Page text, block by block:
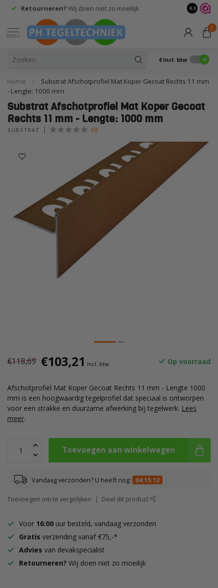
Retourneren? Wij doen niet zo moeilijk 9.2
MENU
0
€ Incl. btw
Home /
Substrat Afschotprofiel Mat Koper Gecoat Rechts 11 mm
- Lengte: 1000 mm
Substrat Afschotprofiel Mat Koper Gecoat
Rechts 11 mm - Lengte: 1000 mm
SUBSTRAT (0)
€118,69 €103,21 Incl. btw Op voorraad
Afschotprofiel Mat Koper Gecoat Rechts 11 mm - Lengte 1000
mm is een hoogwaardig tegelprofiel dat speciaal is ontworpen
voor een strakke en duurzame afwerking bij tegelwerk. Lees
meer.
Toevoegen aan winkelwagen
Vandaag verzonden? U heeft nog: 04:15:12
Toevoegen om te vergelijken Deel dit product
Voor 16:00 uur besteld, vandaag verzonden
Gratis verzending vanaf €75,-*
Advies van devakspecialist
Retourneren? Wij doen niet zo moeilijk